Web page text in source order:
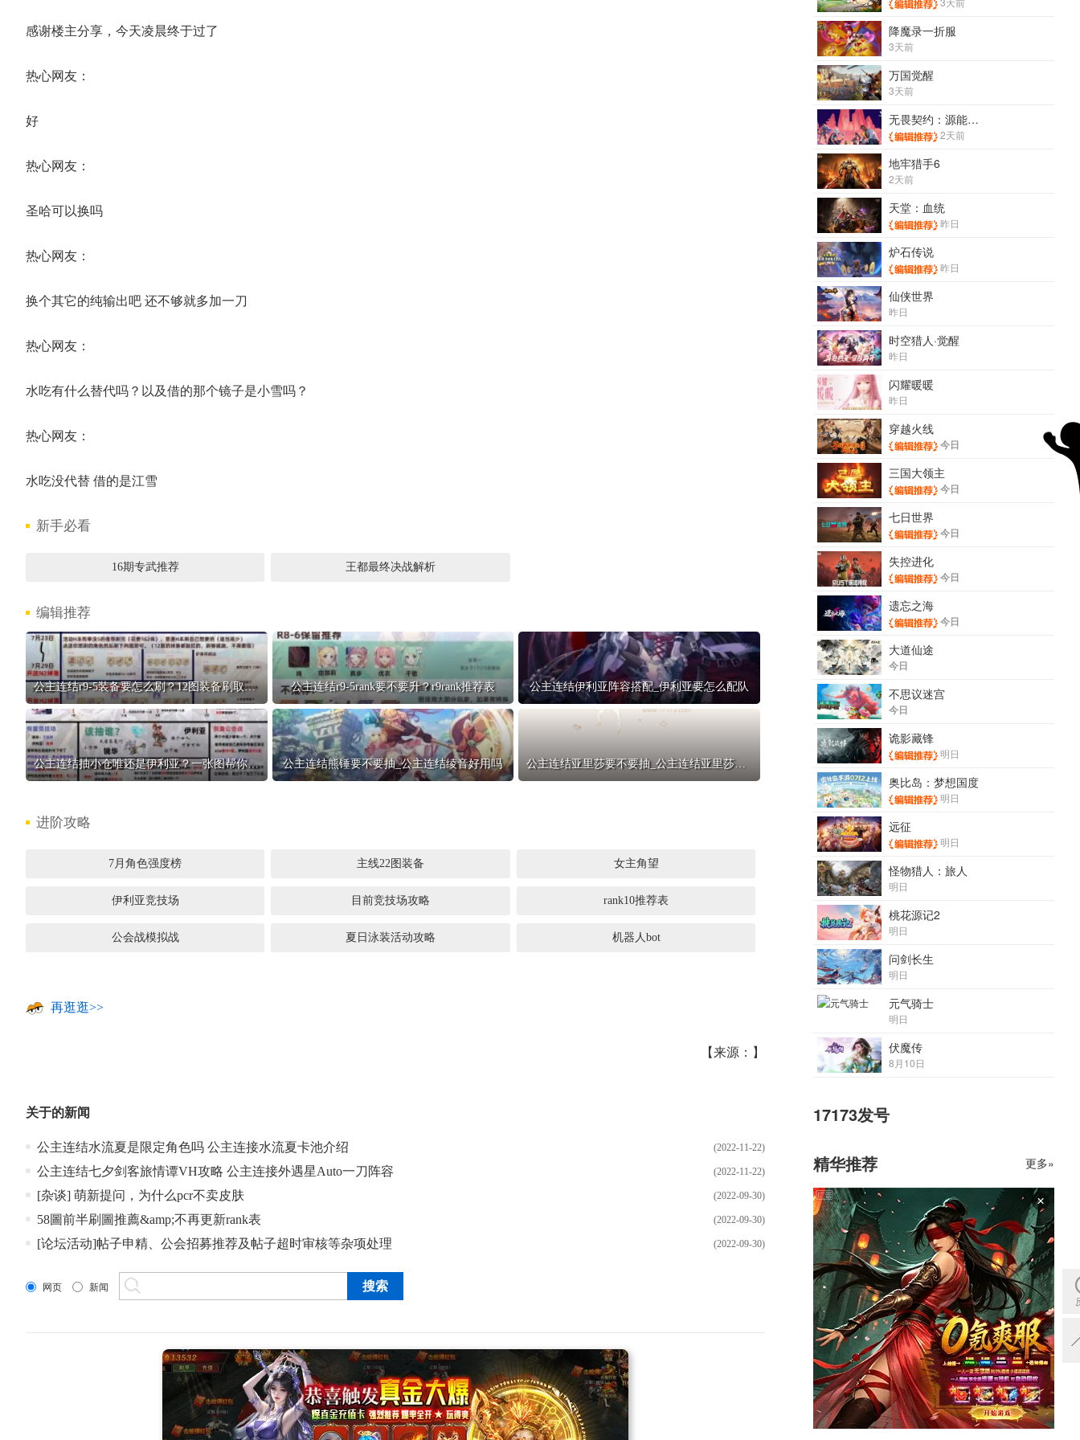
感谢楼主分享，今天凌晨终于过了
热心网友：
好
热心网友：
圣哈可以换吗
热心网友：
换个其它的纯输出吧 还不够就多加一刀
热心网友：
水吃有什么替代吗？以及借的那个镜子是小雪吗？
热心网友：
水吃没代替 借的是江雪
新手必看
16期专武推荐 王都最终决战解析
编辑推荐
公主连结r9-5装备要怎么刷？12图装备刷取推荐 公主连结r9-5rank要不要升？r9rank推荐表 公主连结伊利亚阵容搭配_伊利亚要怎么配队
公主连结抽小仓唯还是伊利亚？一张图帮你搞定 公主连结熊锤要不要抽_公主连结绫音好用吗 公主连结亚里莎要不要抽_公主连结亚里莎好用吗
进阶攻略
7月角色强度榜 主线22图装备 女主角望
伊利亚竞技场 目前竞技场攻略 rank10推荐表
公会战模拟战 夏日泳装活动攻略 机器人bot
再逛逛>>
【来源：】
关于的新闻
(2022-11-22)
公主连结水流夏是限定角色吗 公主连接水流夏卡池介绍
(2022-11-22)
公主连结七夕剑客旅情谭VH攻略 公主连接外遇星Auto一刀阵容
(2022-09-30)
[杂谈] 萌新提问，为什么pcr不卖皮肤
(2022-09-30)
58圖前半刷圖推薦&amp;不再更新rank表
(2022-09-30)
[论坛活动]帖子申精、公会招募推荐及帖子超时审核等杂项处理
网页 新闻
降魔录一折服
3天前
万国觉醒
3天前
无畏契约：源能行动
2天前
地牢猎手6
2天前
天堂：血统
昨日
炉石传说
昨日
仙侠世界
昨日
时空猎人·觉醒
昨日
闪耀暖暖
昨日
穿越火线
今日
三国大领主
今日
七日世界
今日
失控进化
今日
遗忘之海
今日
大道仙途
今日
不思议迷宫
今日
诡影藏锋
明日
奥比岛：梦想国度
明日
远征
明日
怪物猎人：旅人
明日
桃花源记2
明日
问剑长生
明日
元气骑士
明日
伏魔传
8月10日
17173发号
精华推荐 更多»
×